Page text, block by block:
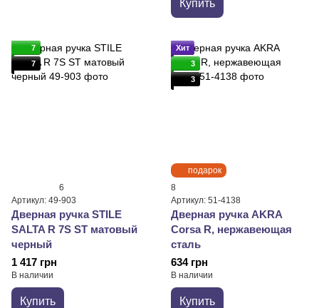
Купить
7
7
6
Артикул: 49-903
Дверная ручка STILE
SALTA R 7S ST матовый
черный
1 417 грн
В наличии
Купить
подарок
Хит
3
3
8
Артикул: 51-4138
Дверная ручка AKRA
Corsa R, нержавеющая
сталь
634 грн
В наличии
Купить